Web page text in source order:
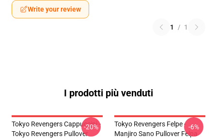
Write your review
1 / 1
I prodotti più venduti
Tokyo Revengers Cappuccini -
Tokyo Revengers Pullover
-20%
Tokyo Revengers Felpe -
Manjiro Sano Pullover Felpa
-6%